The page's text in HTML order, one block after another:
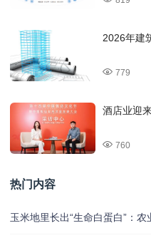
2026年建
779
酒店业迎
760
热门内容
玉米地里长出“生命白蛋白”：